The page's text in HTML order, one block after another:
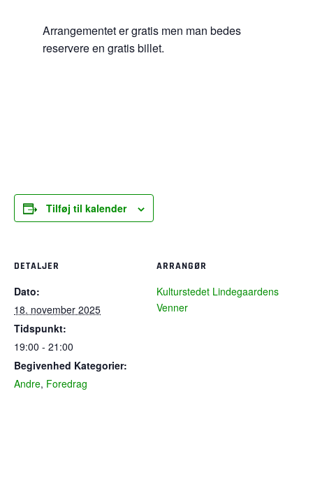
Arrangementet er gratis men man bedes
reservere en gratis billet.
Tilføj til kalender
DETALJER
Dato:
18. november 2025
Tidspunkt:
19:00 - 21:00
Begivenhed Kategorier:
Andre, Foredrag
ARRANGØR
Kulturstedet Lindegaardens
Venner